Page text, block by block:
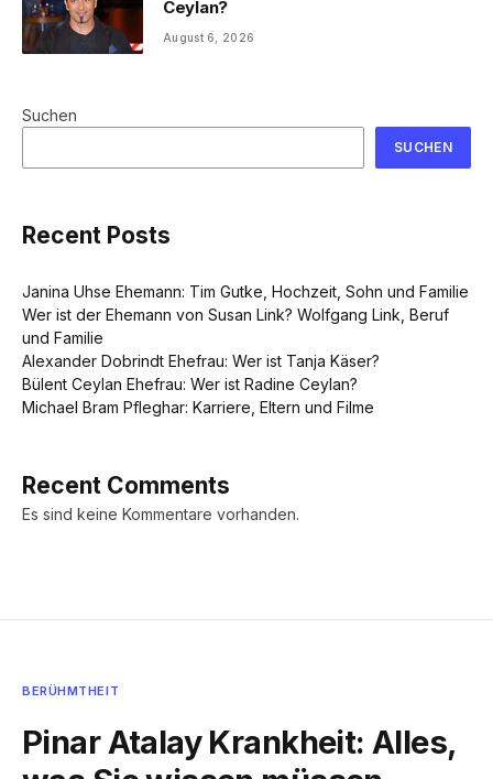
Ceylan?
August 6, 2026
Suchen
SUCHEN
Recent Posts
Janina Uhse Ehemann: Tim Gutke, Hochzeit, Sohn und Familie
Wer ist der Ehemann von Susan Link? Wolfgang Link, Beruf
und Familie
Alexander Dobrindt Ehefrau: Wer ist Tanja Käser?
Bülent Ceylan Ehefrau: Wer ist Radine Ceylan?
Michael Bram Pfleghar: Karriere, Eltern und Filme
Recent Comments
Es sind keine Kommentare vorhanden.
BERÜHMTHEIT
Pinar Atalay Krankheit: Alles,